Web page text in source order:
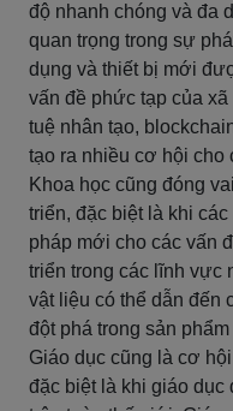
độ nhanh chóng và đa
quan trọng trong sự
dụng và thiết bị mới
vấn đề phức tạp của
tuệ nhân tạo,
tạo ra nhiều cơ hội cho
Khoa học cũng đóng
triển, đặc biệt là khi
pháp mới cho các vấn
triển trong các lĩnh vực
vật liệu có thể dẫn đến
đột phá trong sản
Giáo dục cũng là cơ
đặc biệt là khi giáo